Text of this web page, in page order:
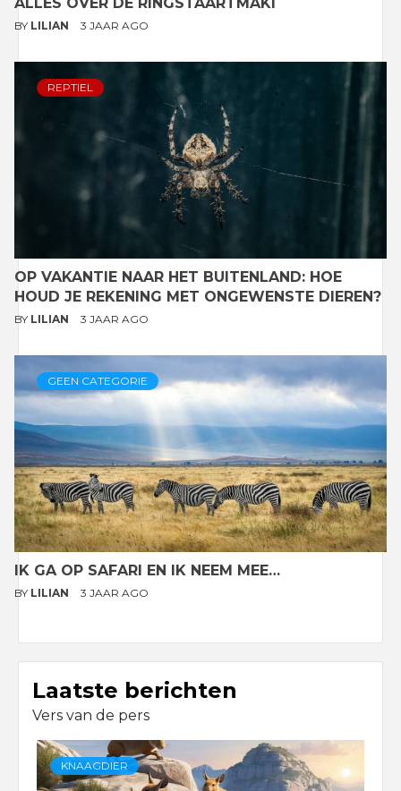
BY LILIAN 3 JAAR AGO
REPTIEL
OP VAKANTIE NAAR HET BUITENLAND: HOE
HOUD JE REKENING MET ONGEWENSTE DIEREN?
BY LILIAN 3 JAAR AGO
GEEN CATEGORIE
IK GA OP SAFARI EN IK NEEM MEE…
BY LILIAN 3 JAAR AGO
Laatste berichten
Vers van de pers
KNAAGDIER